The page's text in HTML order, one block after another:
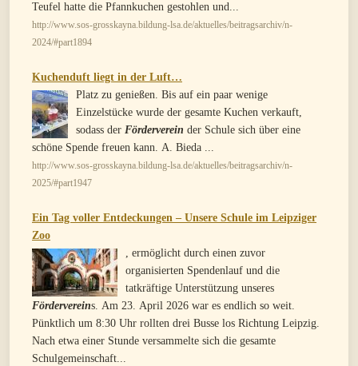
Teufel hatte die Pfannkuchen gestohlen und...
http://www.sos-grosskayna.bildung-lsa.de/aktuelles/beitragsarchiv/n-
2024/#part1894
Kuchenduft liegt in der Luft…
Platz zu genießen. Bis auf ein paar wenige
Einzelstücke wurde der gesamte Kuchen verkauft,
sodass der Förderverein der Schule sich über eine
schöne Spende freuen kann. A. Bieda ...
http://www.sos-grosskayna.bildung-lsa.de/aktuelles/beitragsarchiv/n-
2025/#part1947
Ein Tag voller Entdeckungen – Unsere Schule im Leipziger
Zoo
, ermöglicht durch einen zuvor
organisierten Spendenlauf und die
tatkräftige Unterstützung unseres
Fördervereins. Am 23. April 2026 war es endlich so weit.
Pünktlich um 8:30 Uhr rollten drei Busse los Richtung Leipzig.
Nach etwa einer Stunde versammelte sich die gesamte
Schulgemeinschaft...